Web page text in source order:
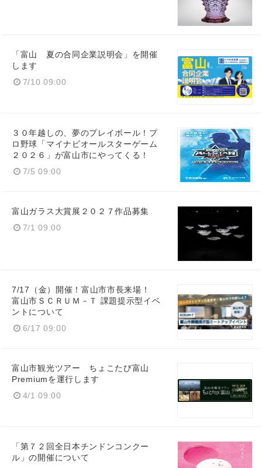
「富山 夏の合同企業説明会」を開催
します
7/10 09:00
３０年越しの、夢のプレイボール！プ
ロ野球「マイナビオールスターゲーム
２０２６」が富山市にやってくる！
7/5 09:00
富山ガラス大賞展２０２７作品募集
7/1 09:00
7/17（金）開催！富山市市長来場！
富山市ＳＣＲＵＭ－Ｔ 課題提示型イベ
ントについて
6/17 09:00
富山市観光ツアー ちょこたび富山
Premiumを運行します
4/1 09:00
「第７２回全日本チンドンコンクー
ル」の開催について
Japanese